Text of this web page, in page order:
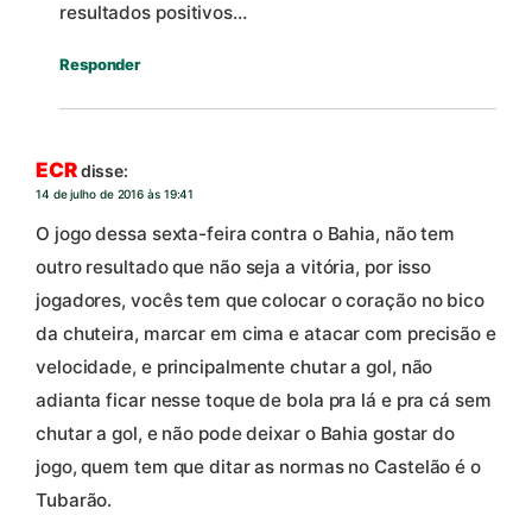
resultados positivos…
Responder
ECRdisse:
14 de julho de 2016 às 19:41
O jogo dessa sexta-feira contra o Bahia, não tem
outro resultado que não seja a vitória, por isso
jogadores, vocês tem que colocar o coração no bico
da chuteira, marcar em cima e atacar com precisão e
velocidade, e principalmente chutar a gol, não
adianta ficar nesse toque de bola pra lá e pra cá sem
chutar a gol, e não pode deixar o Bahia gostar do
jogo, quem tem que ditar as normas no Castelão é o
Tubarão.